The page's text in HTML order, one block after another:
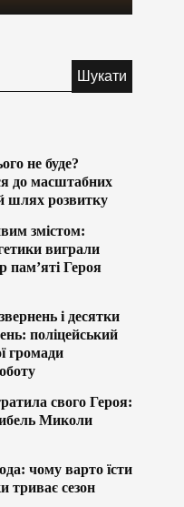
не буде?
до масштабних
шлях розвитку
змістом:
виграли
пам’яті Героя
і десятки
поліцейський
громади
свого Героя:
Миколи
чому варто їсти
триває сезон